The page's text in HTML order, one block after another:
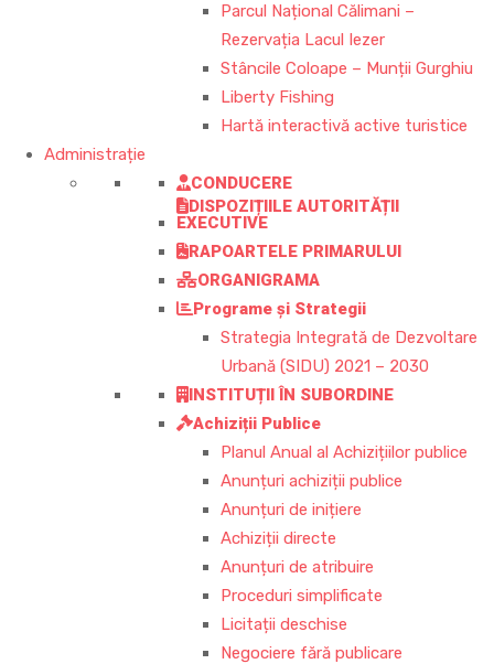
Parcul Național Călimani –
Rezervația Lacul Iezer
Stâncile Coloape – Munții Gurghiu
Liberty Fishing
Hartă interactivă active turistice
Administrație
CONDUCERE
DISPOZIȚIILE AUTORITĂȚII
EXECUTIVE
RAPOARTELE PRIMARULUI
ORGANIGRAMA
Programe și Strategii
Strategia Integrată de Dezvoltare
Urbană (SIDU) 2021 – 2030
INSTITUȚII ÎN SUBORDINE
Achiziții Publice
Planul Anual al Achizițiilor publice
Anunțuri achiziții publice
Anunțuri de inițiere
Achiziții directe
Anunțuri de atribuire
Proceduri simplificate
Licitații deschise
Negociere fără publicare